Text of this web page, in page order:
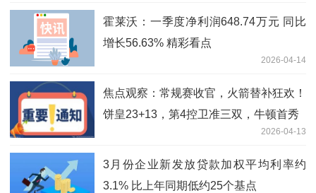
霍莱沃：一季度净利润648.74万元 同比
增长56.63% 精彩看点
2026-04-14
焦点观察：常规赛收官，火箭替补狂欢！
饼皇23+13，第4控卫准三双，牛顿首秀
2026-04-13
3月份企业新发放贷款加权平均利率约
3.1% 比上年同期低约25个基点